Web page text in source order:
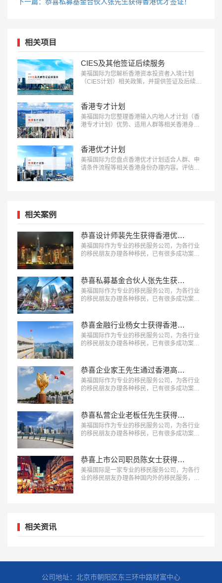
相关项目
CIES及其他签证后续服务
美福国际为您解析香港资本投资者入境计划
（CIES计划）相关政策，并提供签证及后续服
香港专才计划
美福国际为您整理香港输入内地人才计划（香
港专才计划）优势、适用人群等相关香港身份
香港优才计划
美福国际为您盘点香港优才计划适合人群、申
请条件流程等相关香港身份办理内容。评估了
相关案例
恭喜设计师裴先生获得香港优才签证！
美福国际作为专业的移民服务公司，为各行业
的移民朋友办理各种移民，已有很多成功案
恭喜私募基金合伙人张先生获得香港优才签证！
美福国际作为专业的移民服务公司，为各行业
的移民朋友办理各种移民，已有很多成功案
恭喜金融行业杨女士获得香港优才签证！
美福国际作为专业的移民服务公司，为各行业
的移民朋友办理各种移民，已有很多成功案
恭喜企业家王先生通过香港高端人才通行证计划！
美福国际作为专业的移民服务公司，为各行业
的移民朋友办理各种移民，已有很多成功案
恭喜私营企业老板任先生获得香港投资移民身份！
美福国际作为专业的移民服务公司，为各行业
的移民朋友办理各种移民，已有很多成功案
香港投资移民身份。…
恭喜上市公司职员陈女士获得香港专才签证！
美福国际是一家专业的移民服务公司，为各行
业的移民朋友办理各种国内外的移民服务，已
相关资讯
公司地址：北京市朝阳区东三环中路财富中心